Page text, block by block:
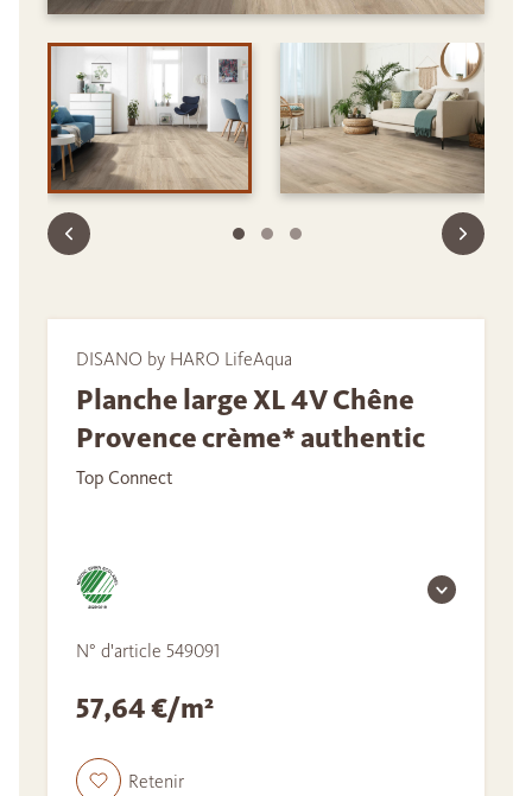
DISANO by HARO LifeAqua
Planche large XL 4V Chêne
Provence crème* authentic
Top Connect
N° d'article 549091
57,64 €/m²
Retenir